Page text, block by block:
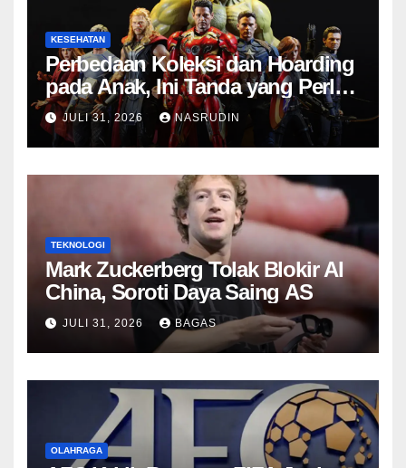
KESEHATAN
Perbedaan Koleksi dan Hoarding
pada Anak, Ini Tanda yang Perlu
Diwaspadai
JULI 31, 2026 NASRUDIN
TEKNOLOGI
Mark Zuckerberg Tolak Blokir AI
China, Soroti Daya Saing AS
JULI 31, 2026 BAGAS
OLAHRAGA